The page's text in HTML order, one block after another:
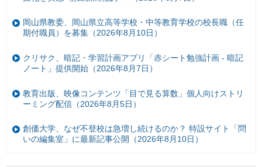
岡山県教委、岡山県立高等学校・中等教育学校の校長職（任
期付職員）を募集（2026年8月10日）
クリサク、暗記・学習計画アプリ「赤シート勉強計画 - 暗記
ノート」提供開始（2026年8月7日）
教育出版、映像コンテンツ「目で見る算数」個人向けストリ
ーミング配信（2026年8月5日）
創価大学、なぜ不登校は急増し続けるのか？ 特設サイト「問
いの編集室」に最新記事公開（2026年8月10日）